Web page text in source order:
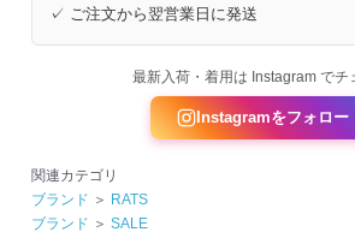
✓ ご注文から翌営業日に発送
最新入荷・着用は Instagram でチ
Instagramをフォロー
関連カテゴリ
ブランド ＞ RATS
ブランド ＞ SALE